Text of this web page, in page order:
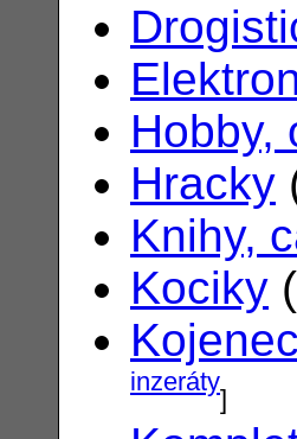
Hobby,
Hracky
Knihy,
Kociky
inzeráty]